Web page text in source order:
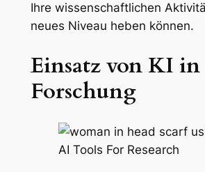
Ihre wissenschaftlichen
neues Niveau heben können.
Einsatz von KI in
Forschung